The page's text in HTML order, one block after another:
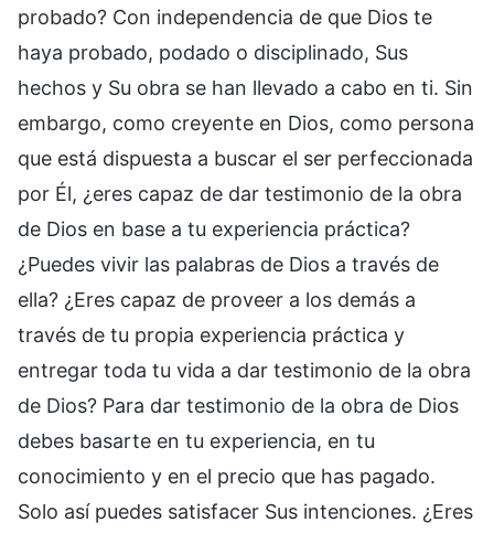
probado? Con independencia de que Dios te
haya probado, podado o disciplinado, Sus
hechos y Su obra se han llevado a cabo en ti. Sin
embargo, como creyente en Dios, como persona
que está dispuesta a buscar el ser perfeccionada
por Él, ¿eres capaz de dar testimonio de la obra
de Dios en base a tu experiencia práctica?
¿Puedes vivir las palabras de Dios a través de
ella? ¿Eres capaz de proveer a los demás a
través de tu propia experiencia práctica y
entregar toda tu vida a dar testimonio de la obra
de Dios? Para dar testimonio de la obra de Dios
debes basarte en tu experiencia, en tu
conocimiento y en el precio que has pagado.
Solo así puedes satisfacer Sus intenciones. ¿Eres